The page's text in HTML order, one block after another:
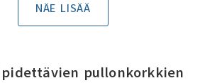
NÄE LISÄÄ
pidettävien pullonkorkkien